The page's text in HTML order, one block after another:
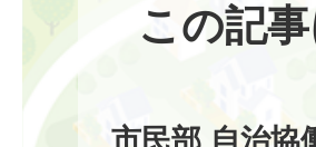
この記
市民部 自治協